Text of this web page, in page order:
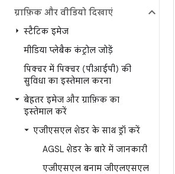
ग्राफ़िक और वीडियो दिखाएं
स्टैटिक इमेज
मीडिया प्लेबैक कंट्रोल जोड़ें
पिक्चर में पिक्चर (पीआईपी) की
सुविधा का इस्तेमाल करना
बेहतर इमेज और ग्राफ़िक का
इस्तेमाल करें
एजीएसएल शेडर के साथ ड्रॉ करें
AGSL शेडर के बारे में जानकारी
एजीएसएल बनाम जीएलएसएल